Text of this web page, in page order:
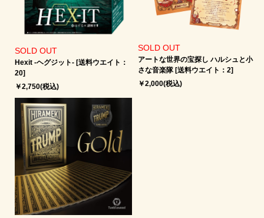
SOLD OUT
Hexit -ヘグジット‐ [送料ウエイト：
20]
￥2,750(税込)
SOLD OUT
アートな世界の宝探し ハルシュと小
さな音楽隊 [送料ウエイト：2]
￥2,000(税込)